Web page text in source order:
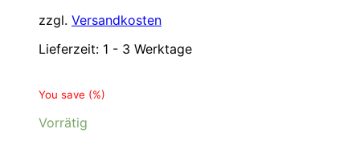
zzgl. Versandkosten
Lieferzeit: 1 - 3 Werktage
You save (%)
Vorrätig